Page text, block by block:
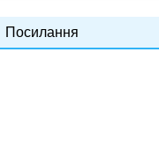
Посилання